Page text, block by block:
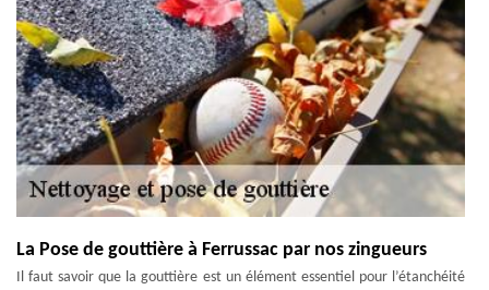
La Pose de gouttière à Ferrussac par nos zingueurs
Il faut savoir que la gouttière est un élément essentiel pour l’étanchéité